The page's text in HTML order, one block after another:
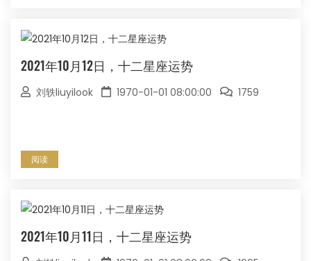
2021年10月12日，十二星座运势
刘轶liuyilook 1970-01-01 08:00:00 1759
阅读
2021年10月11日，十二星座运势